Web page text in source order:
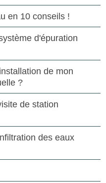
en 10 conseils !
d'épuration
de mon
?
de station
des eaux